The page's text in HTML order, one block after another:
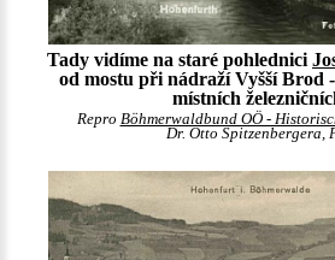
Tady vidíme na staré pohlednici
od mostu při nádraží Vyšší Brod
místních
Repro Böhmerwaldbund OÖ -
Dr. Otto Spitzenbergera,